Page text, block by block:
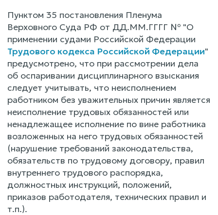
Пунктом 35 постановления Пленума
Верховного Суда РФ от ДД.ММ.ГГГГ № "О
применении судами Российской Федерации
Трудового кодекса Российской Федерации"
предусмотрено, что при рассмотрении дела
об оспаривании дисциплинарного взыскания
следует учитывать, что неисполнением
работником без уважительных причин является
неисполнение трудовых обязанностей или
ненадлежащее исполнение по вине работника
возложенных на него трудовых обязанностей
(нарушение требований законодательства,
обязательств по трудовому договору, правил
внутреннего трудового распорядка,
должностных инструкций, положений,
приказов работодателя, технических правил и
т.п.).